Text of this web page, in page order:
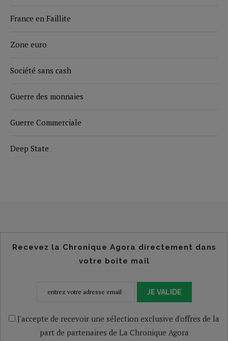
France en Faillite
Zone euro
Société sans cash
Guerre des monnaies
Guerre Commerciale
Deep State
Recevez la Chronique Agora directement dans
votre boîte mail
JE VALIDE
J'accepte de recevoir une sélection exclusive d'offres de la
part de partenaires de La Chronique Agora